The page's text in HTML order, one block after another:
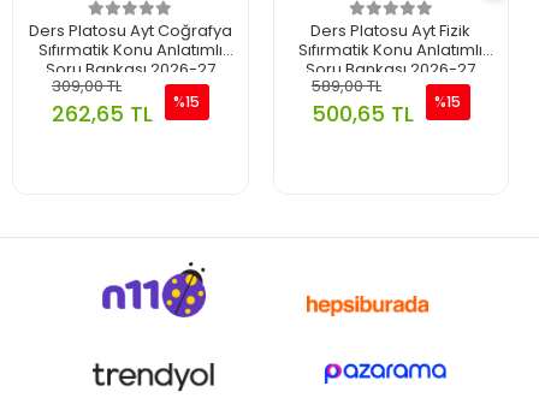
Ders Platosu Ayt Coğrafya
Sıfırmatik Konu Anlatımlı
Soru Bankası 2026-27
309,00 TL
262,65 TL %15
Ders Platosu Ayt Fizik
Sıfırmatik Konu Anlatımlı
Soru Bankası 2026-27
589,00 TL
500,65 TL %15